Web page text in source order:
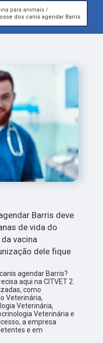
para animais
dos canis agendar Barris
Barris deve
de vida do
vacina
dele fique
agendar Barris?
aqui na CITVET 2.
como
Veterinária,
Veterinária,
Veterinária e
a empresa
e em